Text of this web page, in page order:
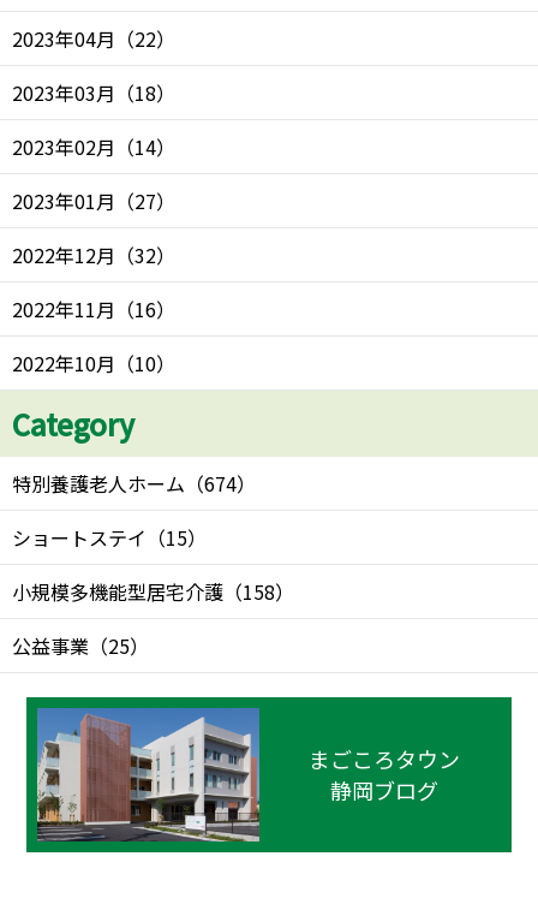
2023年04月 （22）
2023年03月 （18）
2023年02月 （14）
2023年01月 （27）
2022年12月 （32）
2022年11月 （16）
2022年10月 （10）
Category
特別養護老人ホーム （674）
ショートステイ （15）
小規模多機能型居宅介護 （158）
公益事業 （25）
まごころタウン
静岡ブログ